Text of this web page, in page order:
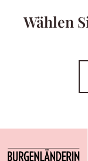
Wählen